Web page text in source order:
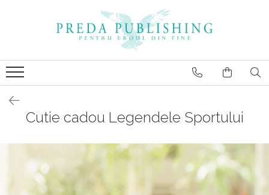
Cutie cadou Legendele Sportului